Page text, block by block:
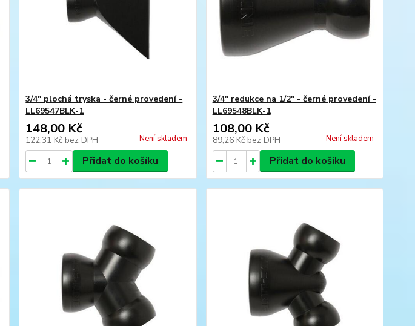
3/4" plochá tryska - černé provedení -
LL69547BLK-1
148,00 Kč
122,31 Kč bez DPH Není skladem
Přidat do košíku
3/4" redukce na 1/2" - černé provedení -
LL69548BLK-1
108,00 Kč
89,26 Kč bez DPH Není skladem
Přidat do košíku